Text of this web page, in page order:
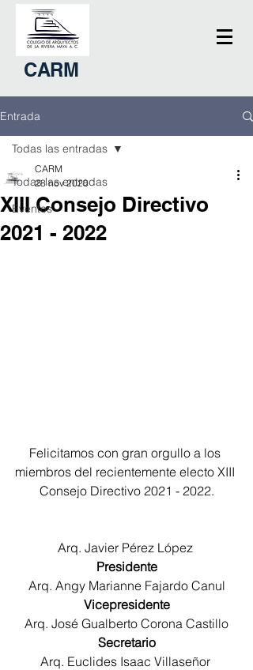
CARM
Entrada
Todas las entradas
Eventos
Todas las entradas
XIII Consejo Directivo
2021 - 2022
CARM
28 nov 2020
Felicitamos con gran orgullo a los
miembros del recientemente electo XIII
Consejo Directivo 2021 - 2022.
Arq. Javier Pérez López
Presidente
Arq. Angy Marianne Fajardo Canul
Vicepresidente
Arq. José Gualberto Corona Castillo
Secretario
Arq. Euclides Isaac Villaseñor